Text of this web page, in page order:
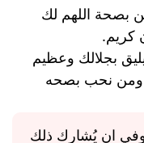
بصحة اللهم لك
كريم.
بجلالك وعظيم
ومن نحب بصحه
ان يُشارك ذلك